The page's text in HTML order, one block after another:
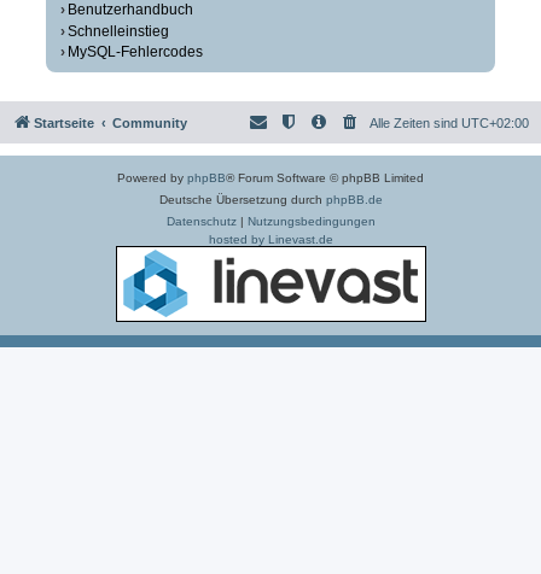
Benutzerhandbuch
Schnelleinstieg
MySQL-Fehlercodes
Startseite Community Alle Zeiten sind UTC+02:00
Powered by phpBB® Forum Software © phpBB Limited
Deutsche Übersetzung durch phpBB.de
Datenschutz|
Nutzungsbedingungen
hosted by Linevast.de